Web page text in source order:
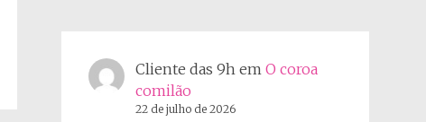
Cliente das 9hem O coroa
comilão
22 de julho de 2026